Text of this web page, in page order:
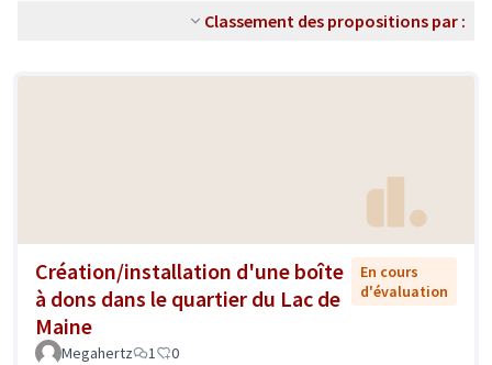
Classement des propositions par :
Création/installation d'une boîte
à dons dans le quartier du Lac de
Maine
En cours
d'évaluation
Megahertz 1 0